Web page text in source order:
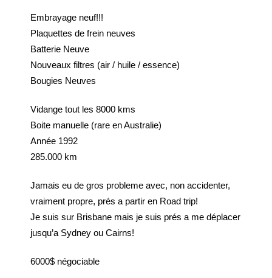
Embrayage neuf!!!
Plaquettes de frein neuves
Batterie Neuve
Nouveaux filtres (air / huile / essence)
Bougies Neuves
Vidange tout les 8000 kms
Boite manuelle (rare en Australie)
Année 1992
285.000 km
Jamais eu de gros probleme avec, non accidenter,
vraiment propre, prés a partir en Road trip!
Je suis sur Brisbane mais je suis prés a me déplacer
jusqu’a Sydney ou Cairns!
6000$ négociable